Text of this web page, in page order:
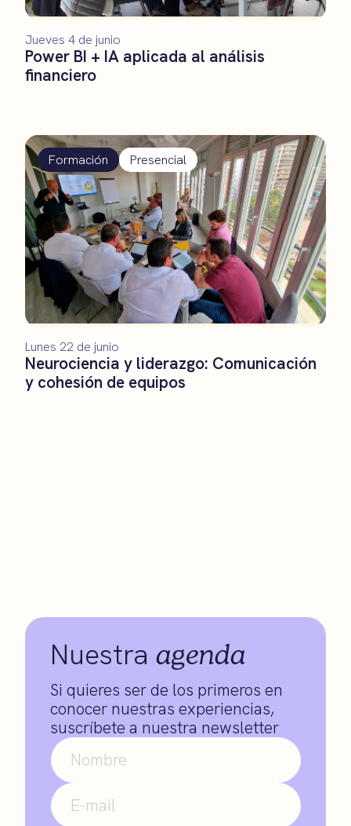
Power BI + IA aplicada al análisis
financiero
Jueves 4 de junio
Formación Presencial
Neurociencia y liderazgo: Comunicación
y cohesión de equipos
Lunes 22 de junio
Nuestra agenda
Si quieres ser de los primeros en
conocer nuestras experiencias,
suscríbete a nuestra newsletter